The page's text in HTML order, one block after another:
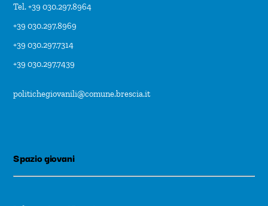
Tel. +39 030.297.8964
+39 030.297.8969
+39 030.297.7314
+39 030.297.7439
politichegiovanili@comune.brescia.it
Spazio giovani